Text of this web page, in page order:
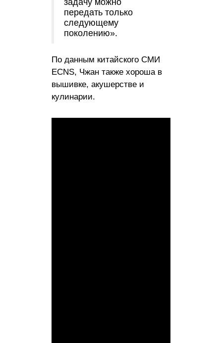
задачу можно
передать только
следующему
поколению».
По данным китайского СМИ
ECNS, Чжан также хороша в
вышивке, акушерстве и
кулинарии.